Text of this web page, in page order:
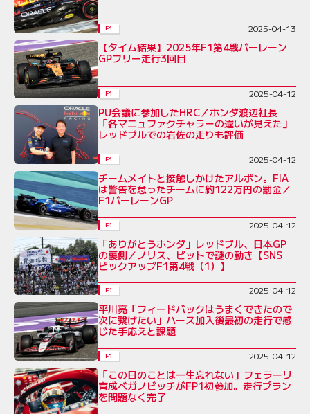
F1 2025-04-13
【タイム結果】2025年F1第4戦バーレーン
GPフリー走行3回目
F1 2025-04-12
PU会議に参加したHRC／ホンダ渡辺社長
「各マニュファクチャラーの違いが見えた」
レッドブルでの岩佐の走りも評価
F1 2025-04-12
チームメイトと接触しかけたアルボン。FIA
は警告を怠ったチームに約122万円の罰金／
F1バーレーンGP
F1 2025-04-12
「ありがとうホンダ」レッドブル、日本GP
の裏側／ノリス、ピットで謎の動き【SNS
ピックアップF1第4戦（1）】
F1 2025-04-12
平川亮「フィードバックはうまくできたので
次に繋げたい」ハース加入後最初の走行で感
じた手応えと課題
F1 2025-04-12
「この日のことは一生忘れない」フェラーリ
育成ベガノビッチがFP1初参加。走行プラン
を問題なく完了